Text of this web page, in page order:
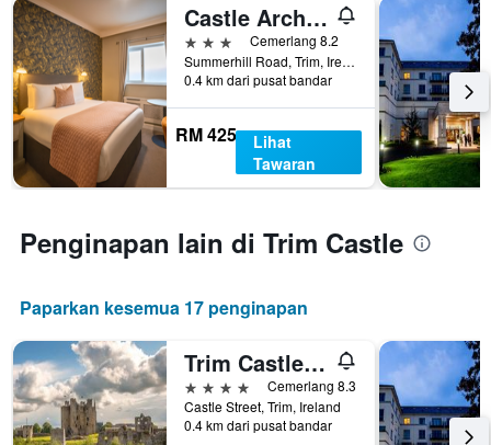
Castle Arch Hotel
3 bintangCemerlang 8.2
Summerhill Road, Trim, Ireland
0.4 km dari pusat bandar
RM 425
Lihat
Tawaran
Penginapan lain di Trim Castle
Paparkan kesemua 17 penginapan
Trim Castle Hotel
4 bintang
Cemerlang 8.3
Castle Street, Trim, Ireland
0.4 km dari pusat bandar